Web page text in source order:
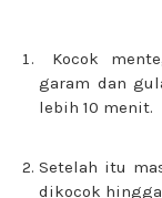
Kocok
garam dan
lebih 10 menit.
Setelah itu
dikocok